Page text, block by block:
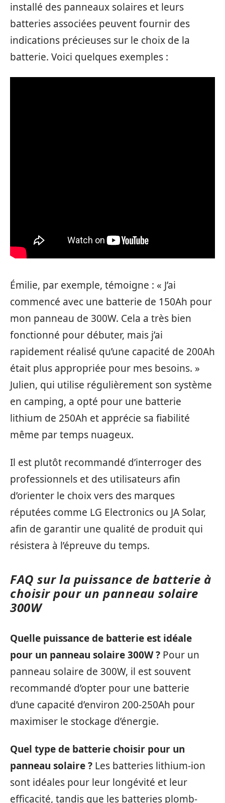
installé des panneaux solaires et leurs
batteries associées peuvent fournir des
indications précieuses sur le choix de la
batterie. Voici quelques exemples :
Émilie, par exemple, témoigne : « J’ai
commencé avec une batterie de 150Ah pour
mon panneau de 300W. Cela a très bien
fonctionné pour débuter, mais j’ai
rapidement réalisé qu’une capacité de 200Ah
était plus appropriée pour mes besoins. »
Julien, qui utilise régulièrement son système
en camping, a opté pour une batterie
lithium de 250Ah et apprécie sa fiabilité
même par temps nuageux.
Il est plutôt recommandé d’interroger des
professionnels et des utilisateurs afin
d’orienter le choix vers des marques
réputées comme LG Electronics ou JA Solar,
afin de garantir une qualité de produit qui
résistera à l’épreuve du temps.
FAQ sur la puissance de batterie à
choisir pour un panneau solaire
300W
Quelle puissance de batterie est idéale
pour un panneau solaire 300W ? Pour un
panneau solaire de 300W, il est souvent
recommandé d’opter pour une batterie
d’une capacité d’environ 200-250Ah pour
maximiser le stockage d’énergie.
Quel type de batterie choisir pour un
panneau solaire ? Les batteries lithium-ion
sont idéales pour leur longévité et leur
efficacité, tandis que les batteries plomb-